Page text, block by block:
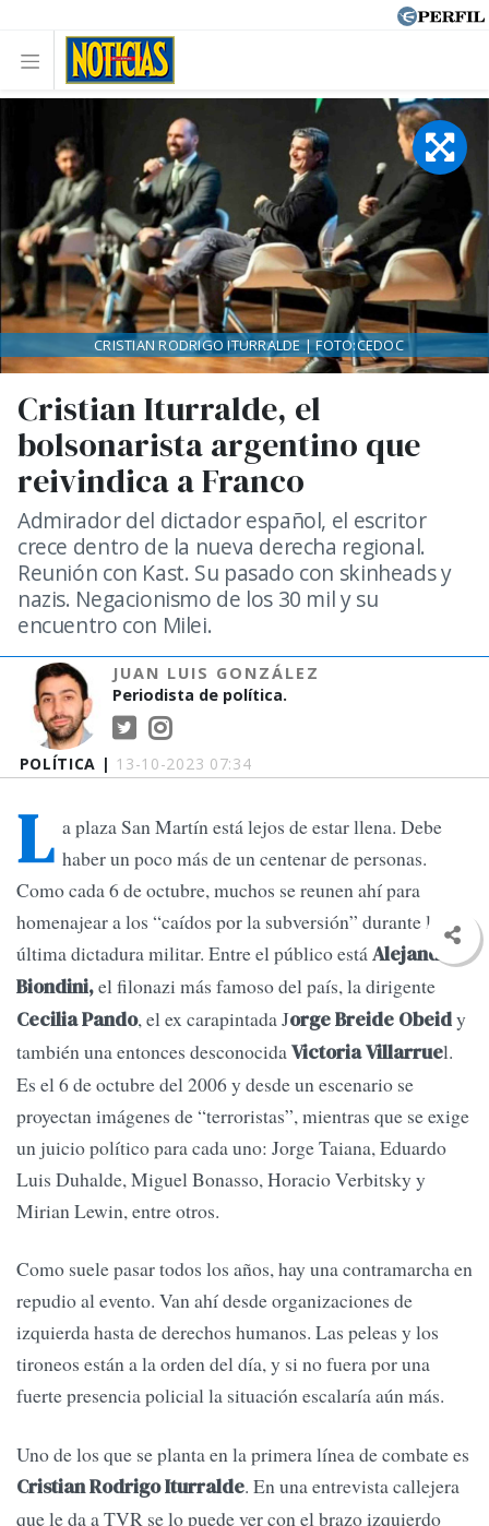
POLÍTICA | 13-10-2023 07:34
Cristian Iturralde, el
bolsonarista argentino que
reivindica a Franco
Admirador del dictador español, el escritor
crece dentro de la nueva derecha regional.
Reunión con Kast. Su pasado con skinheads y
nazis. Negacionismo de los 30 mil y su
encuentro con Milei.
JUAN LUIS GONZÁLEZ
Periodista de política.
CRISTIAN RODRIGO ITURRALDE | FOTO:CEDOC
L a plaza San Martín está lejos de estar llena. Debe
haber un poco más de un centenar de personas.
Como cada 6 de octubre, muchos se reunen ahí para
homenajear a los “caídos por la subversión” durante la
última dictadura militar. Entre el público estáAlejandro
Biondini,el filonazi más famoso del país, la dirigente
Cecilia Pando, el ex carapintada Jorge Breide Obeidy
también una entonces desconocidaVictoria Villarruel.
Es el 6 de octubre del 2006 y desde un escenario se
proyectan imágenes de “terroristas”, mientras que se exige
un juicio político para cada uno: Jorge Taiana, Eduardo
Luis Duhalde, Miguel Bonasso, Horacio Verbitsky y
Mirian Lewin, entre otros.
Como suele pasar todos los años, hay una contramarcha en
repudio al evento. Van ahí desde organizaciones de
izquierda hasta de derechos humanos. Las peleas y los
tironeos están a la orden del día, y si no fuera por una
fuerte presencia policial la situación escalaría aún más.
Uno de los que se planta en la primera línea de combate es
Cristian Rodrigo Iturralde. En una entrevista callejera
que le da a TVR se lo puede ver con el brazo izquierdo